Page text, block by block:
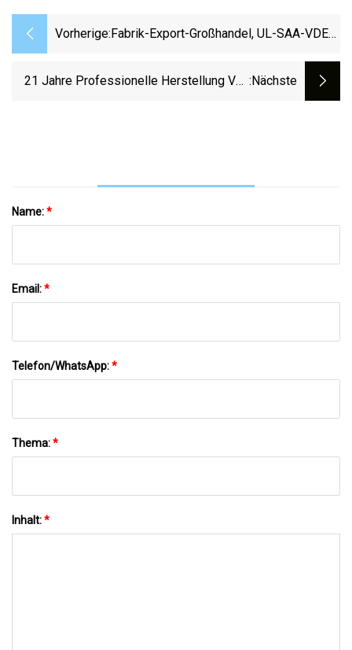
Vorherige: Fabrik-Export-Großhandel, UL-SAA-VDE-
IEC-C13-Stecker
21 Jahre Professionelle Herstellung Von :nächste
Name:*
Email:*
Telefon/WhatsApp:*
Thema:*
Inhalt:*